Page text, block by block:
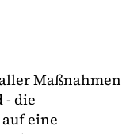
Maßnahmen
- die
eine